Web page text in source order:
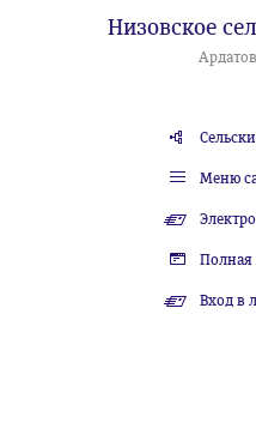
Низовское
Меню
Полная
Вход в